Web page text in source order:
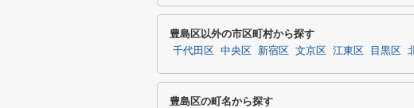
豊島区以外の市区町村から探す
千代田区 中央区 新宿区 文京区 江東区 目黒区
豊島区の町名から探す